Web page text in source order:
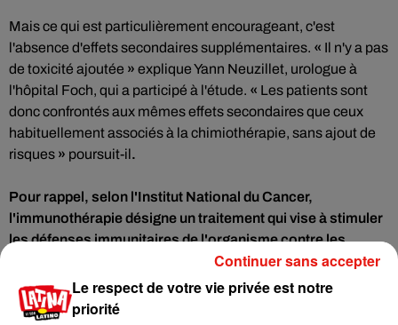
Mais ce qui est particulièrement encourageant, c'est
l'absence d'effets secondaires supplémentaires. « Il n'y a pas
de toxicité ajoutée » explique Yann Neuzillet, urologue à
l'hôpital Foch, qui a participé à l'étude. « Les patients sont
donc confrontés aux mêmes effets secondaires que ceux
habituellement associés à la chimiothérapie, sans ajout de
risques » poursuit-il.
Pour rappel, selon l'Institut National du Cancer,
l'immunothérapie désigne un traitement qui vise à stimuler
les défenses immunitaires de l'organisme contre les
cellules cancéreuses.e. Cela se fait souvent par l'injection
d'anticorps ou d'antigènes.
Une lueur d'espoir pour 1 500 patients
Le respect de votre vie privée est notre
priorité
Continuer sans accepter